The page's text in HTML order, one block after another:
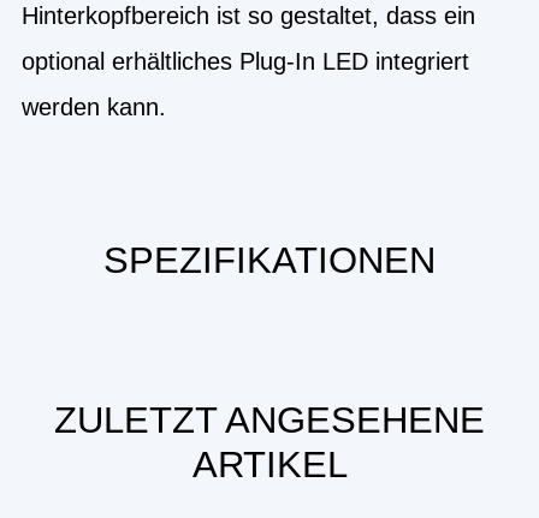
Hinterkopfbereich ist so gestaltet, dass ein
optional erhältliches Plug-In LED integriert
werden kann.
SPEZIFIKATIONEN
ZULETZT ANGESEHENE
ARTIKEL